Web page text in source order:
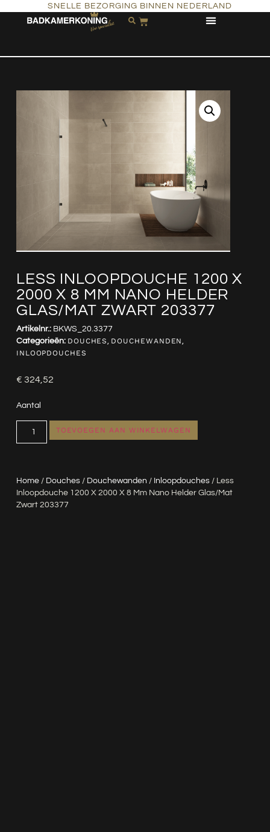
SNELLE BEZORGING BINNEN NEDERLAND
LESS INLOOPDOUCHE 1200 X
2000 X 8 MM NANO HELDER
GLAS/MAT ZWART 203377
Home/ Douches/ Douchewanden / Inloopdouches/ Less
Inloopdouche 1200 X 2000 X 8 Mm Nano Helder Glas/mat
Zwart 203377
Artikelnr.: BKWS_20.3377
Categorieën: DOUCHES, DOUCHEWANDEN,
INLOOPDOUCHES
€ 324,52
Aantal
TOEVOEGEN AAN WINKELWAGEN